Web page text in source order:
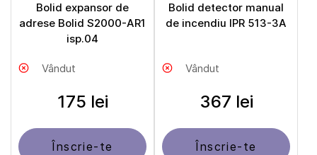
Bolid expansor de
adrese Bolid S2000-AR1
isp.04
Vândut
175 lei
Înscrie-te
Bolid detector manual
de incendiu IPR 513-3A
Vândut
367 lei
Înscrie-te